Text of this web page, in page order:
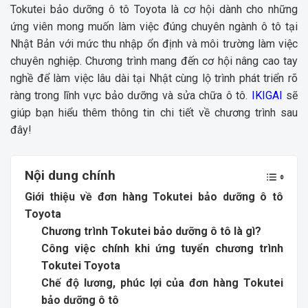
Tokutei bảo dưỡng ô tô Toyota là cơ hội dành cho những
ứng viên mong muốn làm việc đúng chuyên ngành ô tô tại
Nhật Bản với mức thu nhập ổn định và môi trường làm việc
chuyên nghiệp. Chương trình mang đến cơ hội nâng cao tay
nghề để làm việc lâu dài tại Nhật cùng lộ trình phát triển rõ
ràng trong lĩnh vực bảo dưỡng và sửa chữa ô tô.
IKIGAI sẽ
giúp bạn hiểu thêm thông tin chi tiết về chương trình sau
đây!
Nội dung chính
Giới thiệu về đơn hàng Tokutei bảo dưỡng ô tô
Toyota
Chương trình Tokutei bảo dưỡng ô tô là gì?
Công việc chính khi ứng tuyển chương trình
Tokutei Toyota
Chế độ lương, phúc lợi của đơn hàng Tokutei
bảo dưỡng ô tô